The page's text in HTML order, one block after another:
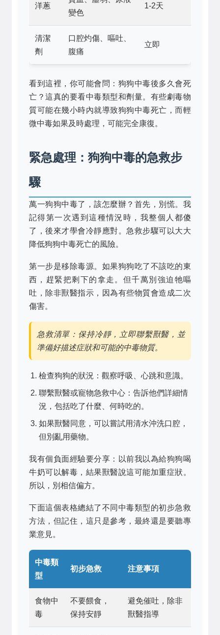
洋蔥
變色
1-2天
清潔
劑
口腔灼傷、嘔吐、
腹痛
立即
看到這裡，你可能會問：狗狗中毒後多久會死
亡？這真的要看中毒類型和劑量。有些劇毒物
質可能在幾小時內就導致狗狗中毒死亡，而輕
微中毒如果及時處理，可能完全康復。
緊急處理：狗狗中毒的急救步
驟
萬一狗狗中毒了，該怎麼辦？首先，別慌。我
記得第一次遇到這種情況時，我整個人都傻
了，後來才學會冷靜應對。急救步驟可以大大
降低狗狗中毒死亡的風險。
第一步是移除毒源。如果狗狗吃了不該吃的東
西，趕緊把剩下的拿走。但千萬別強迫牠嘔
吐，除非獸醫指示，因為有些物質會造成二次
傷害。
急救清單：保持冷靜，立即聯繫獸醫，並
準備好描述症狀和可能的中毒物質。
檢查狗狗的狀況：觀察呼吸、心跳和意識。
聯繫獸醫或寵物急救中心：告訴他們詳細情
況，包括吃了什麼、何時吃的。
如果獸醫同意，可以嘗試用清水沖洗口腔，
但別亂用藥物。
我有個負面經驗要分享：以前我以為給狗狗喝
牛奶可以解毒，結果獸醫說這可能加重症狀。
所以，別相信偏方。
下面這個表格總結了不同中毒類型的初步急救
方法，但記住，這只是參考，最終還是要聽專
業意見。
中毒類
型
初步急救 注意事項
食物中
毒
不要餵食，
保持安靜
避免催吐，除非
獸醫指導